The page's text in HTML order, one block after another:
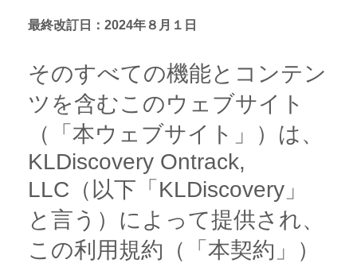
最終改訂日：2024年８月１日
そのすべての機能とコンテン
ツを含むこのウェブサイト
（「本ウェブサイト」）は、
KLDiscovery Ontrack,
LLC（以下「KLDiscovery」
と言う）によって提供され、
この利用規約（「本契約」）